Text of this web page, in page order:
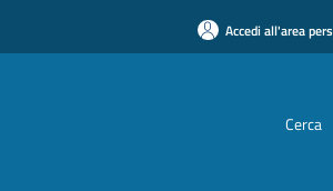
Accedi all'area
Cerca